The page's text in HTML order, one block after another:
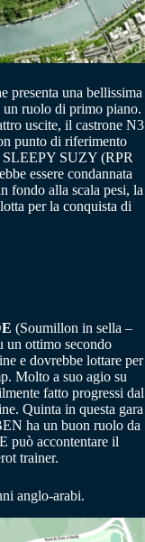
presenta una bellissima
un ruolo di primo piano.
uscite, il castrone N3
punto di riferimento
SLEEPY SUZY (RPR
essere condannata
fondo alla scala pesi, la
per la conquista di
(Soumillon in sella –
un ottimo secondo
e dovrebbe lottare per
Molto a suo agio su
fatto progressi dal
Quinta in questa gara
ha un buon ruolo da
può accontentare il
trainer.
anglo-arabi.